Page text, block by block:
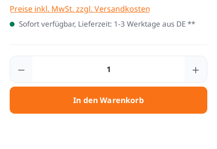
Preise inkl. MwSt. zzgl. Versandkosten
Sofort verfügbar, Lieferzeit: 1-3 Werktage aus DE **
Produkt Anzahl: Gib den gewünschten
In den Warenkorb